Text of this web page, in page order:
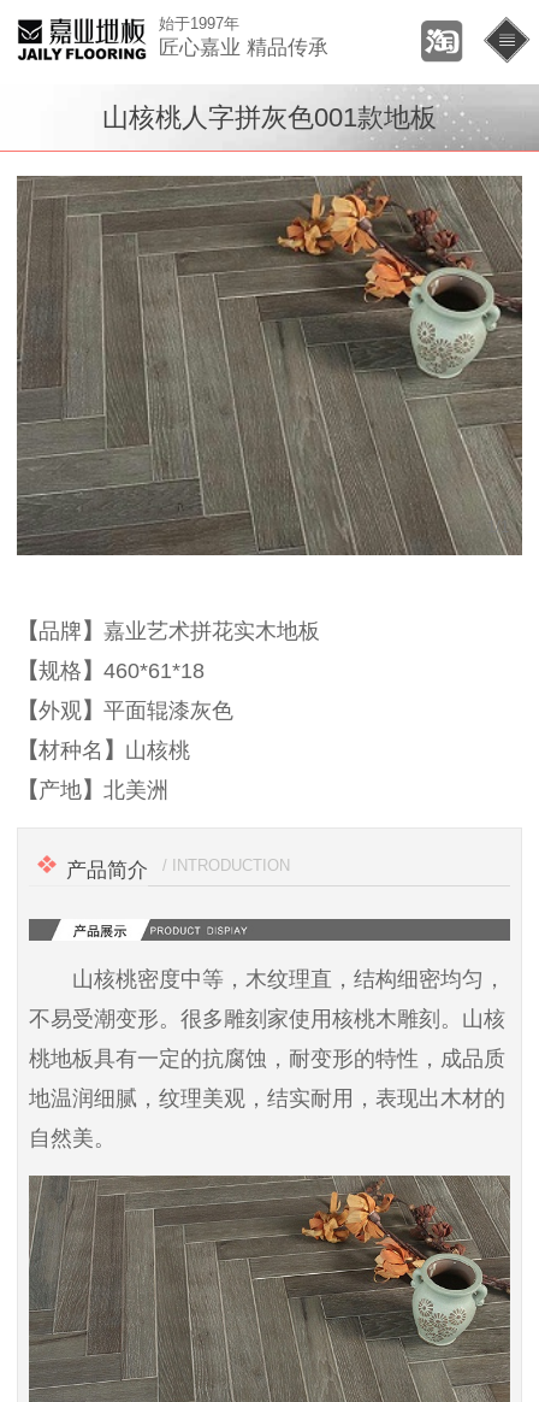
始于1997年
匠心嘉业 精品传承
山核桃人字拼灰色001款地板
1/1
【品牌 】 嘉业艺术拼花实木地板
【规格 】 460*61*18
【外观】 平面辊漆灰色
【材种名 】 山核桃
【产地】 北美洲
产品简介 / INTRODUCTION
山核桃密度中等，木纹理直，结构细密均匀，
不易受潮变形。很多雕刻家使用核桃木雕刻。山核
桃地板具有一定的抗腐蚀，耐变形的特性，成品质
地温润细腻，纹理美观，结实耐用，表现出木材的
自然美。